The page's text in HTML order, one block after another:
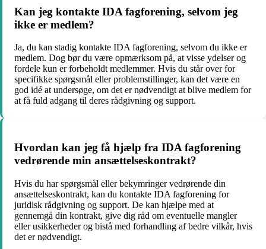
Kan jeg kontakte IDA fagforening, selvom jeg
ikke er medlem?
Ja, du kan stadig kontakte IDA fagforening, selvom du ikke er
medlem. Dog bør du være opmærksom på, at visse ydelser og
fordele kun er forbeholdt medlemmer. Hvis du står over for
specifikke spørgsmål eller problemstillinger, kan det være en
god idé at undersøge, om det er nødvendigt at blive medlem for
at få fuld adgang til deres rådgivning og support.
Hvordan kan jeg få hjælp fra IDA fagforening
vedrørende min ansættelseskontrakt?
Hvis du har spørgsmål eller bekymringer vedrørende din
ansættelseskontrakt, kan du kontakte IDA fagforening for
juridisk rådgivning og support. De kan hjælpe med at
gennemgå din kontrakt, give dig råd om eventuelle mangler
eller usikkerheder og bistå med forhandling af bedre vilkår, hvis
det er nødvendigt.